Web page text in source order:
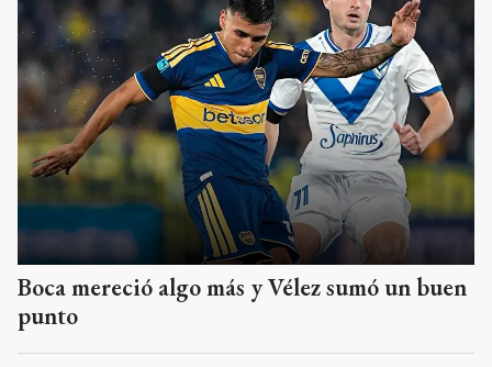
Boca mereció algo más y Vélez sumó un buen
punto